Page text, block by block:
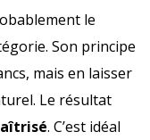
le
Son principe
mais en laisser
Le résultat
. C’est idéal